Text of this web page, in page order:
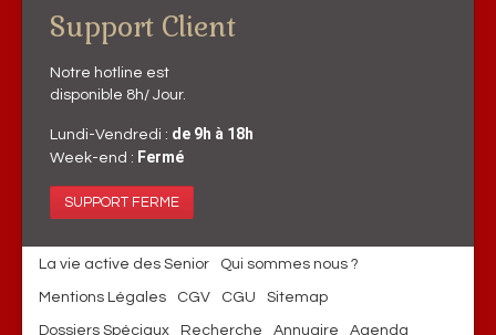
Support Client
Notre hotline est
disponible 8h/ Jour.
Lundi-Vendredi : de 9h à 18h
Week-end : Fermé
SUPPORT FERME
La vie active des Senior Qui sommes nous ?
Mentions Légales CGV CGU Sitemap
Dossiers Spéciaux Recherche Annuaire Agenda